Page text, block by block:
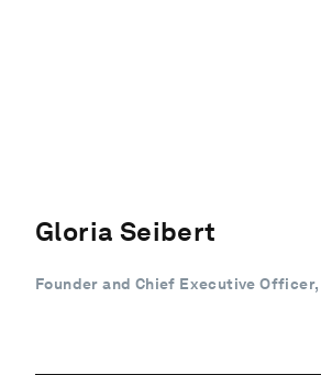
Gloria Seibert
Founder and Chief Executive Officer,